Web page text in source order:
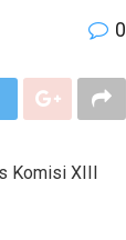
0
Komisi XIII